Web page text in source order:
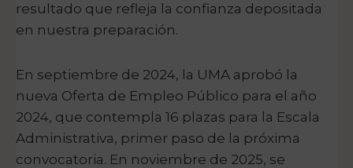
resultado que refleja la confianza depositada
en nuestra preparación.
En septiembre de 2024, la UMA aprobó la
nueva Oferta de Empleo Público para el año
2024, que contempla 16 plazas para la Escala
Administrativa, primer paso de la próxima
convocatoria. En noviembre de 2025, se